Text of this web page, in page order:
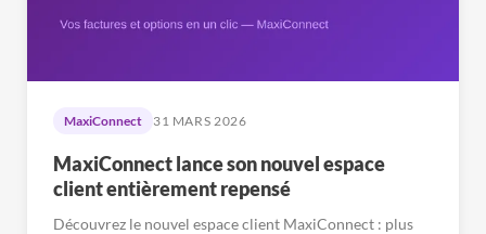
MaxiConnect 31 MARS 2026
MaxiConnect lance son nouvel espace
client entièrement repensé
Découvrez le nouvel espace client MaxiConnect : plus